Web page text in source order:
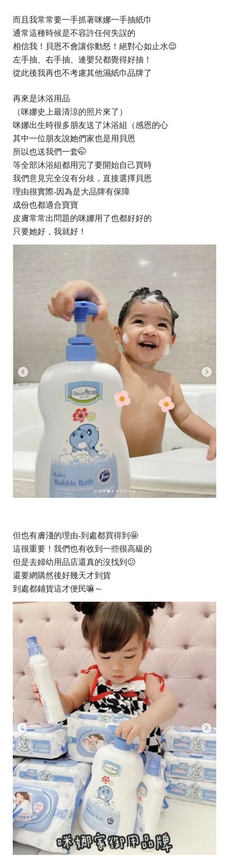
而且我常常要一手抓著咪娜一手抽紙巾
通常這種時候是不容許任何失誤的
相信我！貝恩不會讓你動怒！絕對心如止水😌
左手抽、右手抽、連嬰兒都覺得好抽！
從此後我再也不考慮其他濕紙巾品牌了
再來是沐浴用品
（咪娜史上最清涼的照片來了）
咪娜出生時很多朋友送了沐浴組（感恩的心
其中一位朋友說她們家也是用貝恩
所以也送我們一套🤭
等全部沐浴組都用完了要開始自己買時
我們意見完全沒有分歧，直接選擇貝恩
理由很實際-因為是大品牌有保障
成份也都適合寶寶
皮膚常常出問題的咪娜用了也都好好的
只要她好，我就好！
但也有膚淺的理由-到處都買得到🤩
這很重要！我們也有收到一些很高級的
但是去婦幼用品店還真的沒找到😕
還要網購然後好幾天才到貨
到處都鋪貨這才便民嘛～